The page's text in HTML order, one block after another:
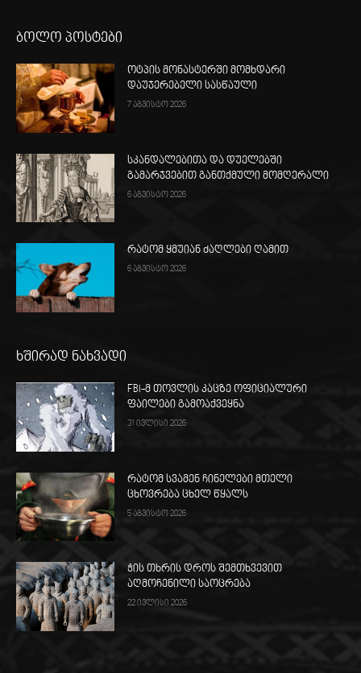
ბოლო პოსტები
ოტპის მონასტერში მომხდარი
დაუჯერებელი სასწაული
7 აგვისტო 2026
სკანდალებითა და დუელებში
გამარჯვებით განთქმული მომღერალი
6 აგვისტო 2026
რატომ ყმუიან ძაღლები ღამით
6 აგვისტო 2026
ხშირად ნახვადი
FBI-მ თოვლის კაცზე ოფიციალური
ფაილები გამოაქვეყნა
31 ივლისი 2026
რატომ სვამენ ჩინელები მთელი
ცხოვრება ცხელ წყალს
5 აგვისტო 2026
ჭის თხრის დროს შემთხვევით
აღმოჩენილი საოცრება
22 ივლისი 2026